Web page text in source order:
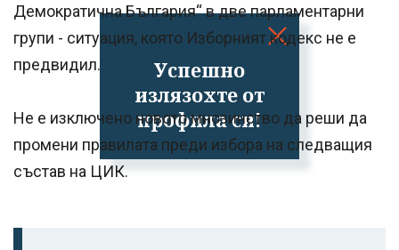
Успешно
излязохте от
профила си!
Демократична България“ в две парламентарни
групи - ситуация, която Изборният кодекс не е
предвидил.
Не е изключено новото мнозинство да реши да
промени правилата преди избора на следващия
състав на ЦИК.